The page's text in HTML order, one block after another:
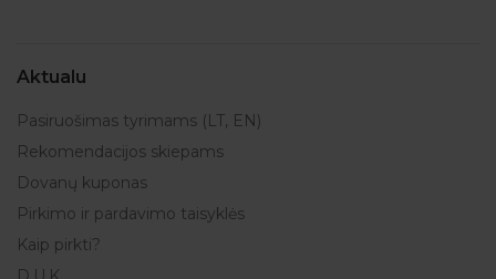
Aktualu
Pasiruošimas tyrimams (LT, EN)
Rekomendacijos skiepams
Dovanų kuponas
Pirkimo ir pardavimo taisyklės
Kaip pirkti?